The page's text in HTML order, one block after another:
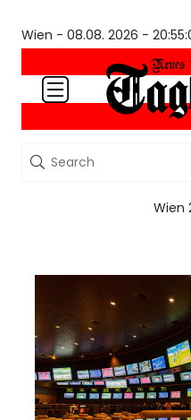
Wien - 08.08. 2026 -
Wien